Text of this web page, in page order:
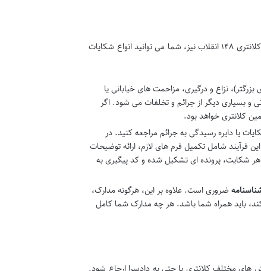
یکی از مهم ترین وظایف هر کلانتری، ثبت و پیگیری شکایات و گزارش های مردمی است. در کلانتری ۱۴۸ انقلاب نیز، شما می توانید انواع شکایات
نزاع و درگیری، مزاحمت های خیابانی یا
و بسیاری دیگر از جرائم و تخلفات می شود. اگر
کلانتری خواهد بود.
یا دایره رسیدگی به جرائم مراجعه کنید. در
شامل تکمیل فرم های لازم، ارائه توضیحات
شکایت، پرونده ای تشکیل شده و کد پیگیری به
ضروری است. علاوه بر این، هرگونه مدارک،
باید همراه شما باشد. هر چه مدارک شما کامل